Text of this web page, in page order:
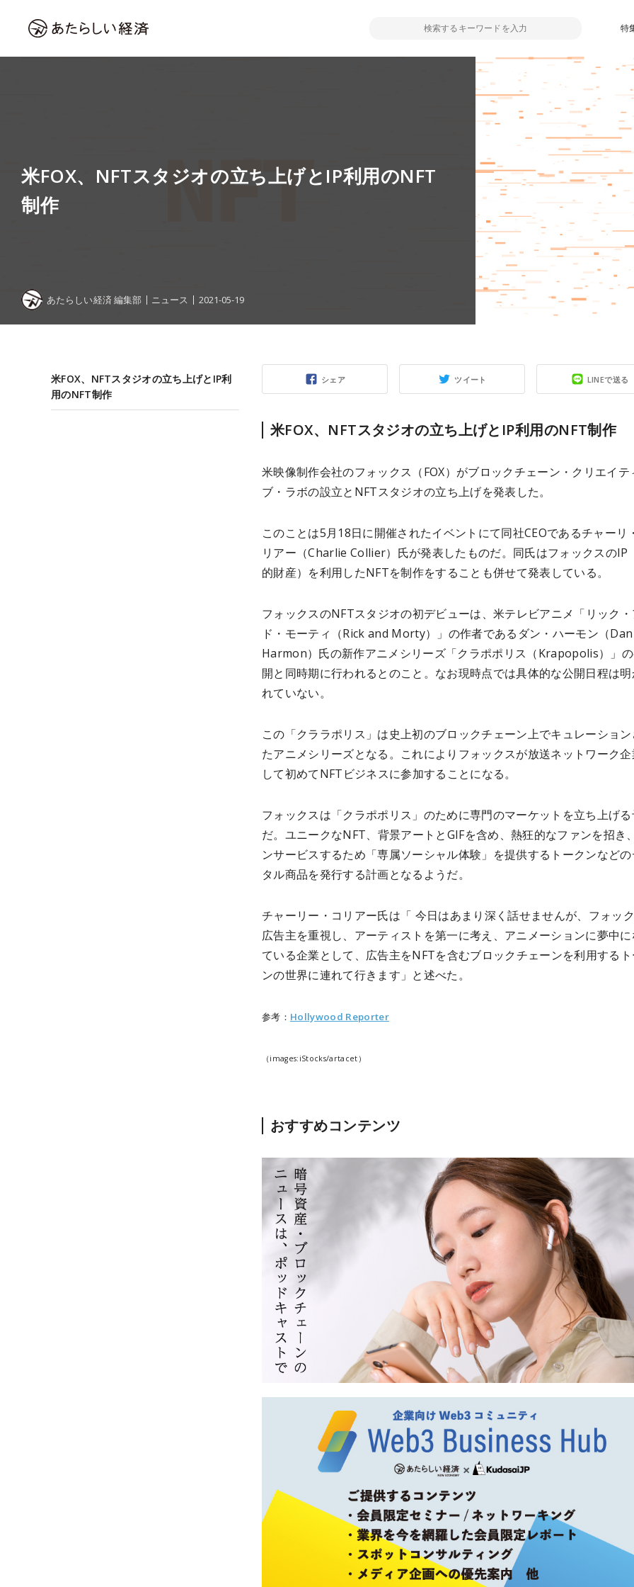
特
米FOX、NFTスタジオの立ち上げとIP利用のNFT
制作
あたらしい経済 編集部 ニュース 2021-05-19
シェア ツイート LINEで送る
米FOX、NFTスタジオの立ち上げとIP利用のNFT制作
米映像制作会社のフォックス（FOX）がブロックチェーン・クリエイテ
ブ・ラボの設立とNFTスタジオの立ち上げを発表した。
このことは5月18日に開催されたイベントにて同社CEOであるチャーリ
リアー（Charlie Collier）氏が発表したものだ。同氏はフォックスのIP
的財産）を利用したNFTを制作をすることも併せて発表している。
フォックスのNFTスタジオの初デビューは、米テレビアニメ「リック
ド・モーティ（Rick and Morty）」の作者であるダン・ハーモン（Dan
Harmon）氏の新作アニメシリーズ「クラポポリス（Krapopolis）」
開と同時期に行われるとのこと。なお現時点では具体的な公開日程は
れていない。
この「クララポリス」は史上初のブロックチェーン上でキュレーショ
たアニメシリーズとなる。これによりフォックスが放送ネットワーク
して初めてNFTビジネスに参加することになる。
フォックスは「クラポポリス」のために専門のマーケットを立ち上げ
だ。ユニークなNFT、背景アートとGIFを含め、熱狂的なファンを招き
ンサービスするため「専属ソーシャル体験」を提供するトークンなど
タル商品を発行する計画となるようだ。
チャーリー・コリアー氏は「 今日はあまり深く話せませんが、フォッ
広告主を重視し、アーティストを第一に考え、アニメーションに夢中
ている企業として、広告主をNFTを含むブロックチェーンを利用する
ンの世界に連れて行きます」と述べた。
参考： Hollywood Reporter
（images:iStocks/artacet）
おすすめコンテンツ
米FOX、NFTスタジオの立ち上げとIP利
用のNFT制作